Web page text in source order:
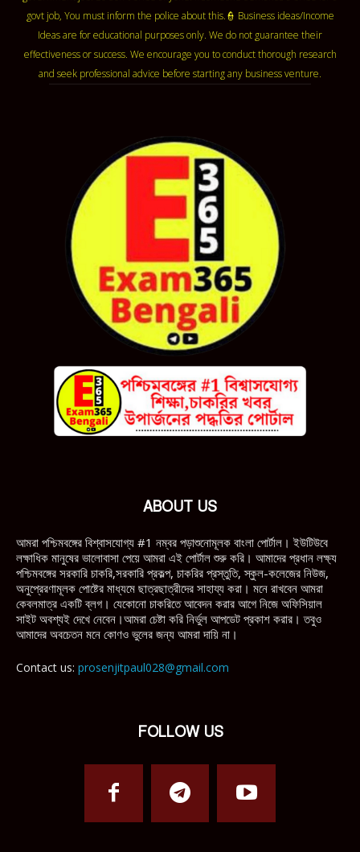
govt job, You must inform the police about this.👮 Business ideas/Income
Ideas are for educational purposes only. We do not guarantee their
effectiveness or success. We encourage you to conduct thorough research
and seek professional advice before starting any business venture.
ABOUT US
আমরা পশ্চিমবঙ্গের বিশ্বাসযোগ্য #1 নম্বর পড়াশুনোমূলক বাংলা পোর্টাল। ইউটিউবে
লক্ষাধিক মানুষের ভালোবাসা পেয়ে আমরা এই পোর্টাল শুরু করি। আমাদের প্রধান লক্ষ্য
পশ্চিমবঙ্গের সরকারি চাকরি,সরকারি প্রকল্প, চাকরির প্রস্তুতি, স্কুল-কলেজের নিউজ,
অনুপ্রেরণামূলক পোষ্টের মাধ্যমে ছাত্রছাত্রীদের সাহায্য করা। মনে রাখবেন আমরা
কেবলমাত্র একটি ব্লগ। যেকোনো চাকরিতে আবেদন করার আগে নিজে অফিসিয়াল
সাইট অবশ্যই দেখে নেবেন।আমরা চেষ্টা করি নির্ভুল আপডেট প্রকাশ করার। তবুও
আমাদের অবচেতন মনে কোণও ভুলের জন্য আমরা দায়ি না।
Contact us: prosenjitpaul028@gmail.com
FOLLOW US